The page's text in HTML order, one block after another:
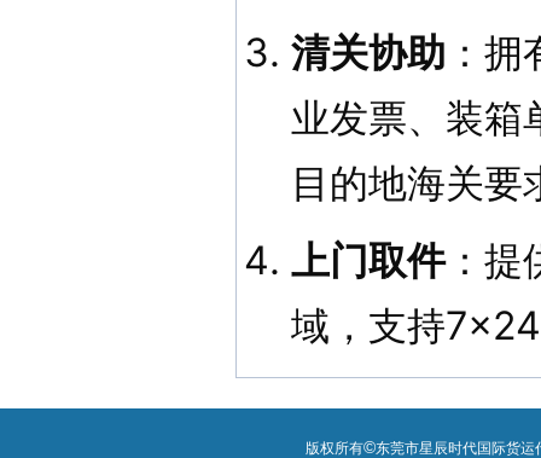
清关协助 ：
业发票、装箱
目的地海关要
上门取件：提
域，支持
版权所有©东莞市星辰时代国际货